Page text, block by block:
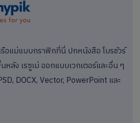
อแม่แบบกราฟิกที่นี่ ปกหนังสือ โบรชัวร์
ลัง เรซูเม่ ออกแบบเวกเตอร์และอื่น ๆ
DOCX, Vector, PowerPoint และ